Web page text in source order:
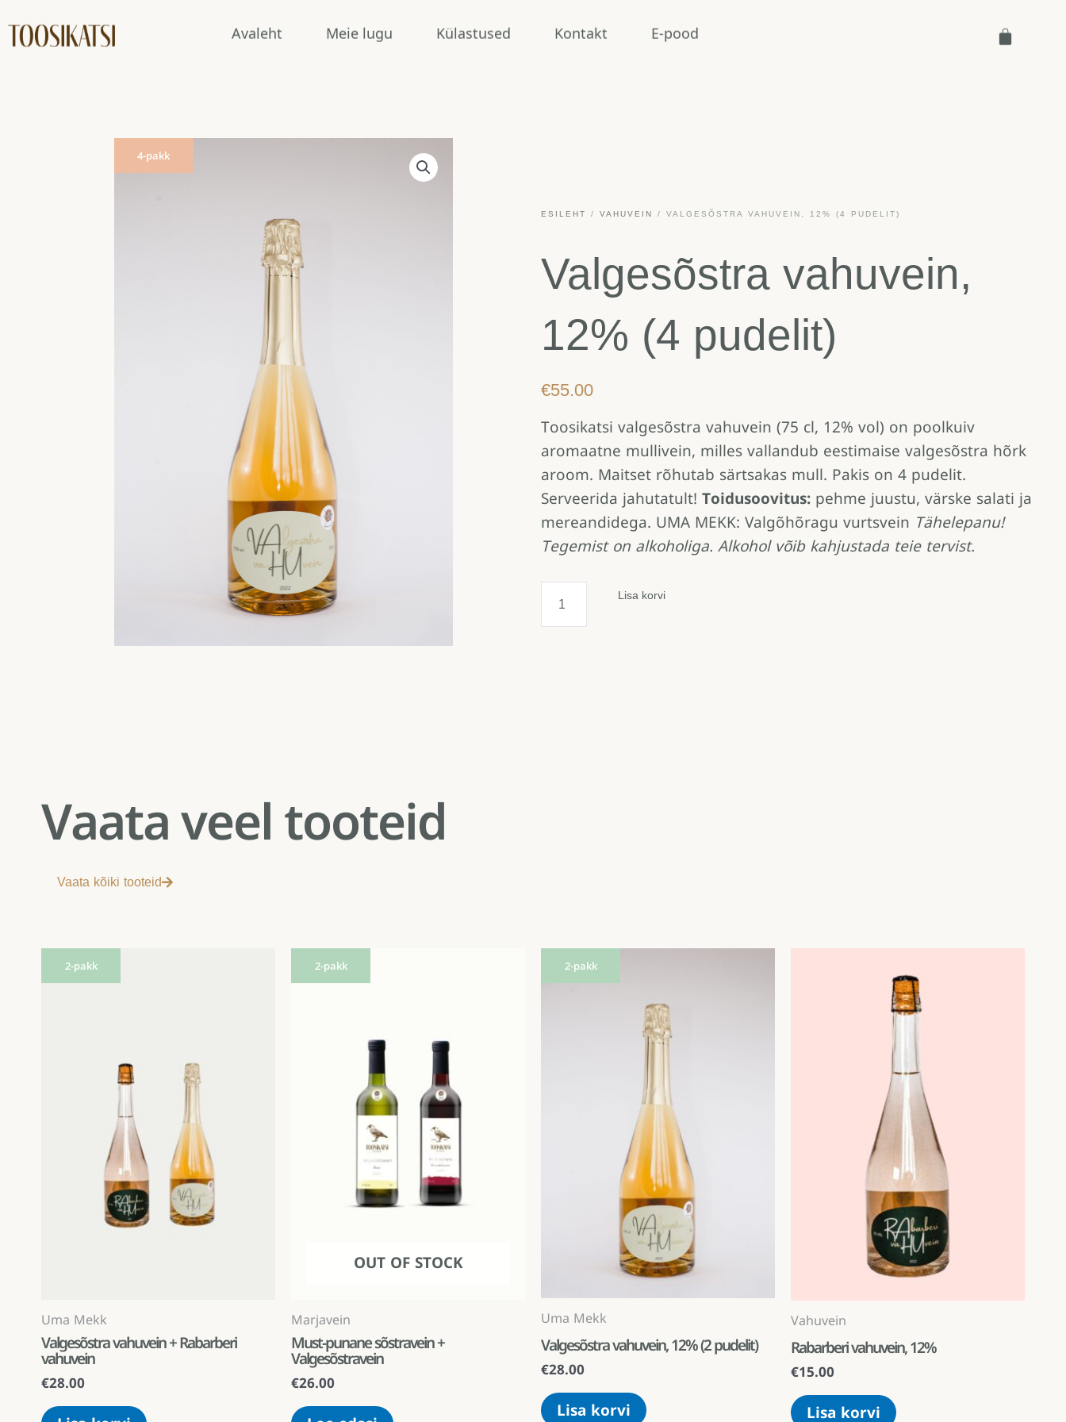
Avaleht Meie lugu Külastused Kontakt E-pood
4-pakk
ESILEHT / VAHUVEIN / VALGESÕSTRA VAHUVEIN, 12% (4 PUDELIT)
Valgesõstra vahuvein,
12% (4 pudelit)
€55.00
Toosikatsi valgesõstra vahuvein (75 cl, 12% vol) on poolkuiv
aromaatne mullivein, milles vallandub eestimaise valgesõstra hõrk
aroom. Maitset rõhutab särtsakas mull. Pakis on 4 pudelit.
Serveerida jahutatult! Toidusoovitus: pehme juustu, värske salati ja
mereandidega. UMA MEKK: Valgõhõragu vurtsvein Tähelepanu!
Tegemist on alkoholiga. Alkohol võib kahjustada teie tervist.
Valgesõstra
vahuvein,
12%
Lisa korvi
Vaata veel tooteid
Vaata kõiki tooteid
2-pakk
Uma Mekk
Valgesõstra vahuvein + Rabarberi
vahuvein
€28.00
2-pakk
OUT OF STOCK
Marjavein
Must-punane sõstravein +
Valgesõstravein
€26.00
2-pakk
Uma Mekk
Valgesõstra vahuvein, 12% (2 pudelit)
€28.00
Lisa korvi
Vahuvein
Rabarberi vahuvein, 12%
€15.00
Lisa korvi